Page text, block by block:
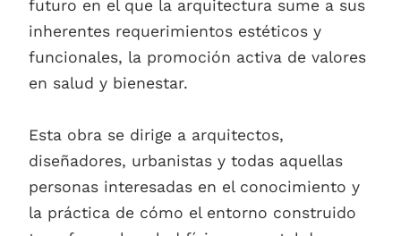
futuro en el que la arquitectura sume a sus
inherentes requerimientos estéticos y
funcionales, la promoción activa de valores
en salud y bienestar.
Esta obra se dirige a arquitectos,
diseñadores, urbanistas y todas aquellas
personas interesadas en el conocimiento y
la práctica de cómo el entorno construido